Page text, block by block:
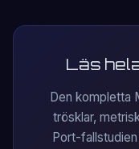
Läs
Den kompletta
trösklar,
Port-